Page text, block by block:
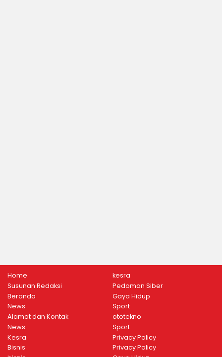
Home
Susunan Redaksi
Beranda
News
Alamat dan Kontak
News
Kesra
Bisnis
kesra
Pedoman Siber
Gaya Hidup
Sport
ototekno
Sport
Privacy Policy
Privacy Policy